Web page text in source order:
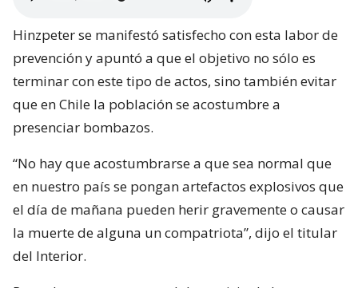
Hinzpeter se manifestó satisfecho con esta labor de
prevención y apuntó a que el objetivo no sólo es
terminar con este tipo de actos, sino también evitar
que en Chile la población se acostumbre a
presenciar bombazos.
“No hay que acostumbrarse a que sea normal que
en nuestro país se pongan artefactos explosivos que
el día de mañana pueden herir gravemente o causar
la muerte de alguna un compatriota”, dijo el titular
del Interior.